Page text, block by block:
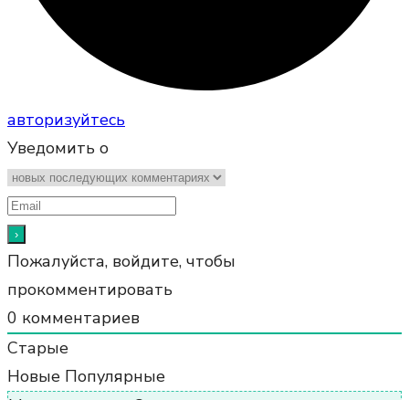
авторизуйтесь
Уведомить о
Пожалуйста, войдите, чтобы
прокомментировать
0 комментариев
Старые
Новые Популярные